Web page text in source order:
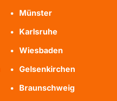
Münster
Karlsruhe
Wiesbaden
Gelsenkirchen
Braunschweig